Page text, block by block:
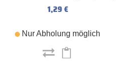
1,29 €
Nur Abholung möglich